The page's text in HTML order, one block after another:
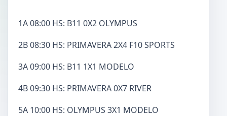
1A 08:00 HS: B11 0X2 OLYMPUS
2B 08:30 HS: PRIMAVERA 2X4 F10 SPORTS
3A 09:00 HS: B11 1X1 MODELO
4B 09:30 HS: PRIMAVERA 0X7 RIVER
5A 10:00 HS: OLYMPUS 3X1 MODELO